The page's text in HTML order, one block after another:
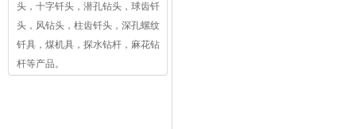
头，十字钎头，潜孔钻头，球齿钎
头，风钻头，柱齿钎头，深孔螺纹
钎具，煤机具，探水钻杆，麻花钻
杆等产品。